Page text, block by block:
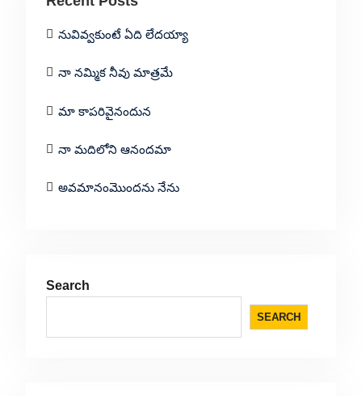
నువివ్వకుంటే ఏది లేదయ్యా
నా నమ్మిక నీవు మాత్రమే
మా కాపరివైనందున
నా మదిలోని ఆనందమా
అవమానంమొందను నేను
Search
SEARCH